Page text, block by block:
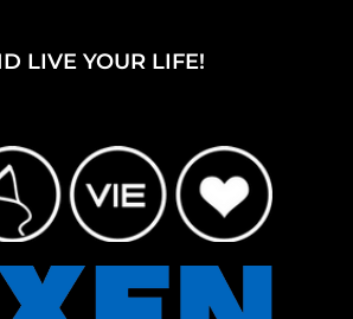
LIVE YOUR LIFE!